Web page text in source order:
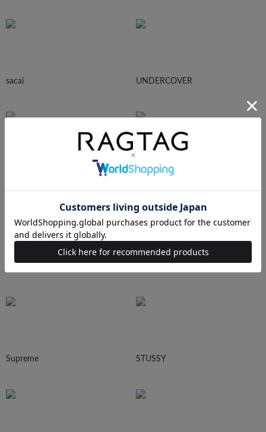
sacai UNDERCOVER
Needles
Supreme STUSSY